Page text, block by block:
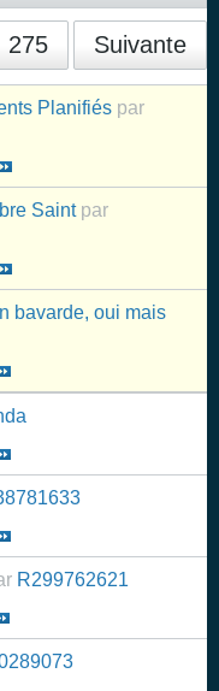
275 Suivante
Planifiés par
Saint par
bavarde, oui mais
R299762621